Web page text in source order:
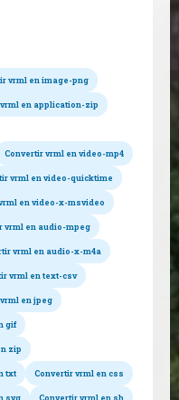
vrml en image-png
en application-zip
Convertir vrml en video-mp4
vrml en video-quicktime
en video-x-msvideo
vrml en audio-mpeg
vrml en audio-x-m4a
vrml en text-csv
en jpeg
gif
zip
txt Convertir vrml en css
svg Convertir vrml en sh